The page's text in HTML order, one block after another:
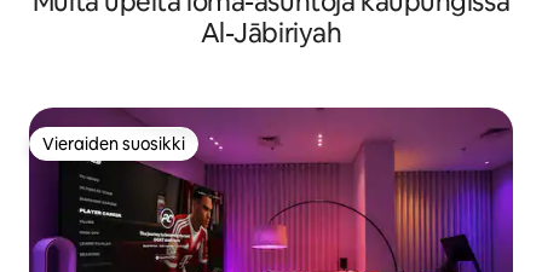
Al-Jābiriyah
Vieraiden suosikki
Vieraiden suosikki